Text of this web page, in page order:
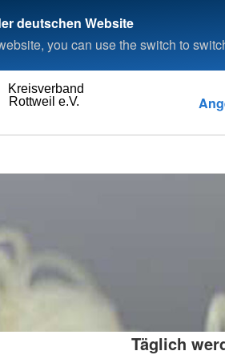
deutschen Website
you can use the switch to
Rottweil e.V.
Kreisverband
Täglich